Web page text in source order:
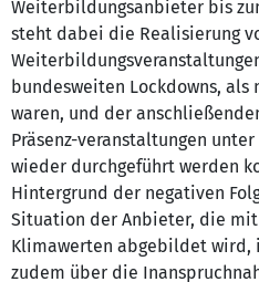
Weiterbildungsanbieter bis
steht dabei die Realisierung
bundesweiten Lockdowns,
waren, und der
Präsenz-veranstaltungen
wieder durchgeführt werden
Hintergrund der negativen
Situation der Anbieter, die
Klimawerten abgebildet
zudem über die